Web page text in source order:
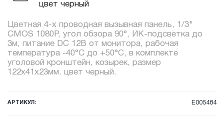
цвет черный
Цветная 4-х проводная вызывная панель, 1/3"
CMOS 1080P, угол обзора 90°, ИК-подсветка до
3м, питание DC 12В от монитора, рабочая
температура -40°С до +50°С, в комплекте
уголовой кронштейн, козырек, размер
122x41x23мм. цвет черный.
АРТИКУЛ: E005484